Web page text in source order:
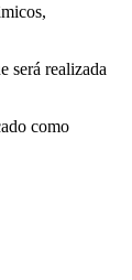
será realizada
como